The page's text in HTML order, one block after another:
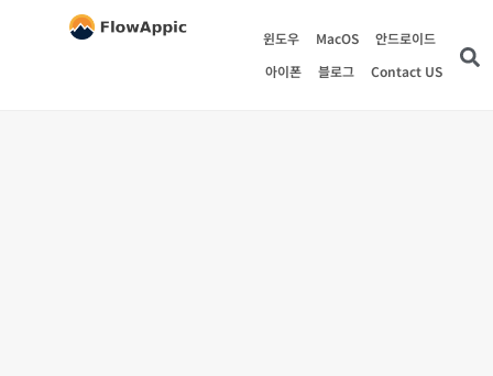
윈도우 MacOS
안드로이드
아이폰
블로그 Contact US